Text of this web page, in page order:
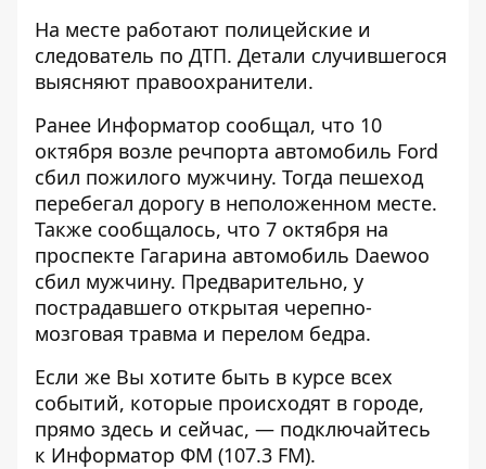
На месте работают полицейские и
следователь по ДТП. Детали случившегося
выясняют правоохранители.
Ранее Информатор сообщал, что 10
октября возле речпорта автомобиль Ford
сбил пожилого мужчину. Тогда пешеход
перебегал дорогу в неположенном месте.
Также сообщалось, что 7 октября на
проспекте Гагарина автомобиль Daewoo
сбил мужчину. Предварительно, у
пострадавшего открытая черепно-
мозговая травма и перелом бедра.
Если же Вы хотите быть в курсе всех
событий, которые происходят в городе,
прямо здесь и сейчас, — подключайтесь
к Информатор ФМ (107.3 FM).